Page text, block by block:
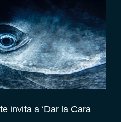
invita a ‘Dar la Cara